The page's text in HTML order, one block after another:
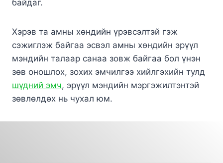
байдаг.
Хэрэв та амны хөндийн үрэвсэлтэй гэж
сэжиглэж байгаа эсвэл амны хөндийн эрүүл
мэндийн талаар санаа зовж байгаа бол үнэн
зөв оношлох, зохих эмчилгээ хийлгэхийн тулд
шүдний эмч, эрүүл мэндийн мэргэжилтэнтэй
зөвлөлдөх нь чухал юм.